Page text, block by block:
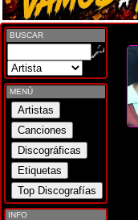
BUSCAR
MENÚ
INFO